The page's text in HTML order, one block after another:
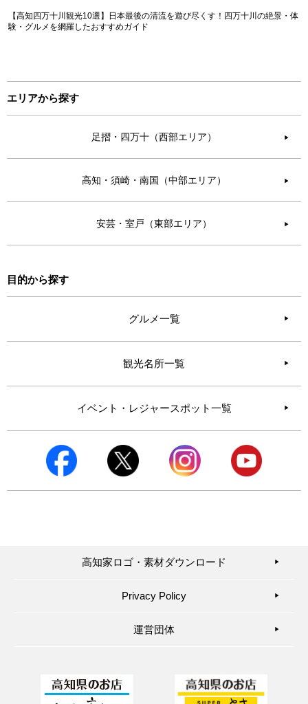
【高知四万十川観光10選】日本最後の清流を遊び尽くす！四万十川の絶景・体
験・グルメを網羅したおすすめガイド
エリアから探す
足摺・四万十（西部エリア） ▶︎
高知・須崎・南国（中部エリア） ▶︎
安芸・室戸（東部エリア） ▶︎
目的から探す
グルメ一覧
観光名所一覧
イベント・レジャースポット一覧
高知家ロゴ・素材ダウンロード ▶︎
Privacy Policy ▶︎
運営団体 ▶︎